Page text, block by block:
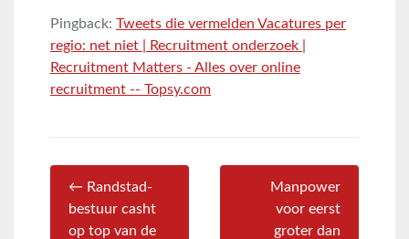
Pingback: Tweets die vermelden Vacatures per
regio: net niet | Recruitment onderzoek |
Recruitment Matters - Alles over online
recruitment -- Topsy.com
← Randstad-
bestuur casht
op top van de
Manpower
voor eerst
groter dan